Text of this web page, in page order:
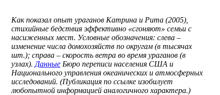
Как показал опыт ураганов Катрина и Рита (2005),
стихийные бедствия эффективно «сгоняют» семьи с
насиженных мест. Условные обозначения: слева –
изменение числа домохозяйств по округам (в тысячах
шт.); справа – скорость ветра во время ураганов (в
узлах). Данные Бюро переписи населения США и
Национального управления океанических и атмосферных
исследований. (Публикация по ссылке изобилует
любопытной информацией аналогичного характера.)